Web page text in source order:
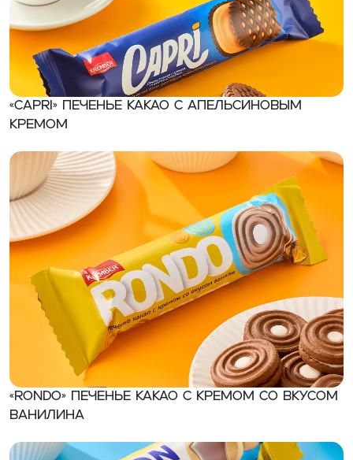
«CAPRI» Печенье какао с апельсиновым
кремом
«RONDO» Печенье какао с кремом со вкусом
ванилина